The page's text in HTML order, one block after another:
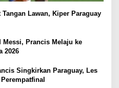
Lawan, Kiper Paraguay
Messi, Prancis Melaju ke
2026
Singkirkan Paraguay, Les